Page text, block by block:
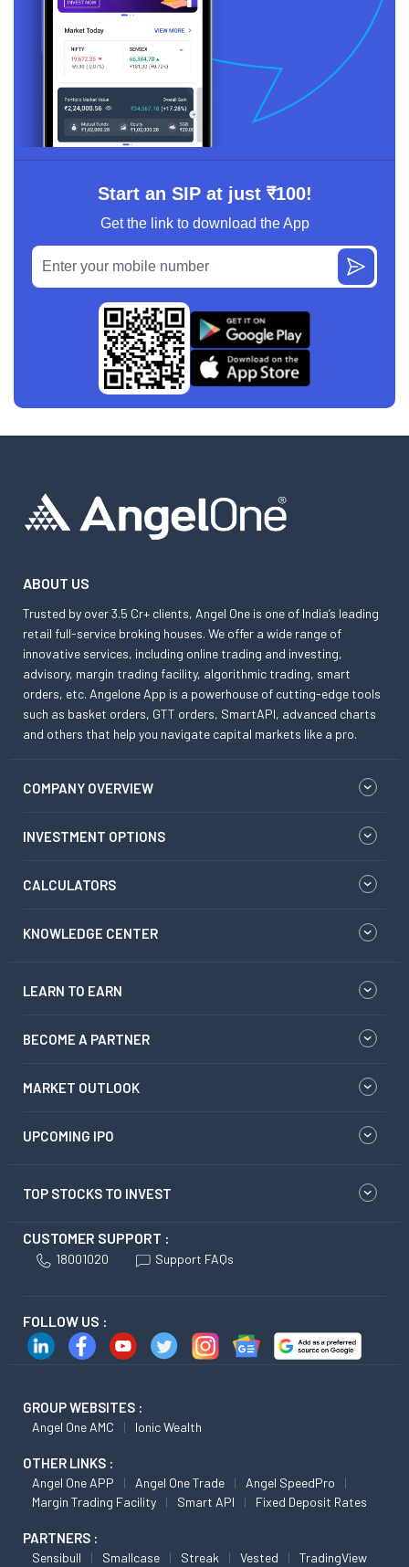
Start an SIP at just ₹100!
Get the link to download the App
ABOUT US
Trusted by over 3.5 Cr+ clients, Angel One is one of India’s leading
retail full-service broking houses. We offer a wide range of
innovative services, including online trading and investing,
advisory, margin trading facility, algorithmic trading, smart
orders, etc. Angelone App is a powerhouse of cutting-edge tools
such as basket orders, GTT orders, SmartAPI, advanced charts
and others that help you navigate capital markets like a pro.
COMPANY OVERVIEW
INVESTMENT OPTIONS
CALCULATORS
KNOWLEDGE CENTER
LEARN TO EARN
BECOME A PARTNER
MARKET OUTLOOK
UPCOMING IPO
TOP STOCKS TO INVEST
CUSTOMER SUPPORT :
18001020 Support FAQs
FOLLOW US :
GROUP WEBSITES :
Angel One AMC Ionic Wealth
OTHER LINKS :
Angel One APP Angel One Trade
Angel SpeedPro
Margin Trading Facility
Smart API Fixed Deposit Rates
PARTNERS :
Sensibull Smallcase Streak Vested TradingView